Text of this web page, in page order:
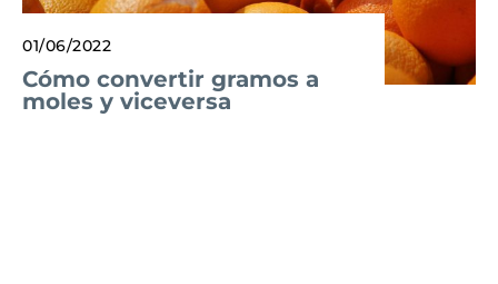
01/06/2022
Cómo convertir gramos a
moles y viceversa